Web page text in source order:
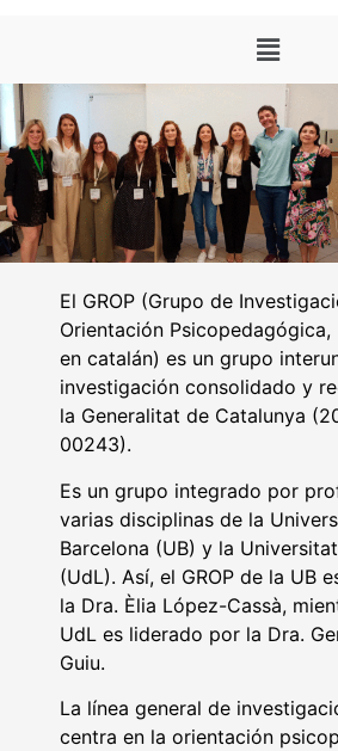
El GROP (Grupo de
Orientación Psicopedagógica,
en catalán) es un grupo
investigación consolidado y
la Generalitat de Catalunya
00243).
Es un grupo integrado por
varias disciplinas de la
Barcelona (UB) y la
(UdL). Así, el GROP de la UB
la Dra. Èlia López-Cassà,
UdL es liderado por la Dra.
Guiu.
La línea general de
centra en la orientación